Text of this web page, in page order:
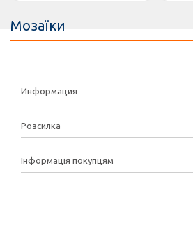
Мозаїки
Информация
Розсилка
Інформація покупцям